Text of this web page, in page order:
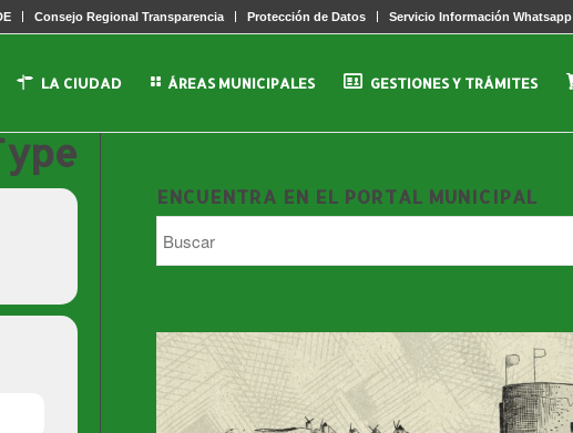
Consejo Regional Transparencia Protección de Datos Servicio Información Whatsapp
LA CIUDAD ÁREAS MUNICIPALES GESTIONES Y TRÁMITES
ENCUENTRA EN EL PORTAL MUNICIPAL